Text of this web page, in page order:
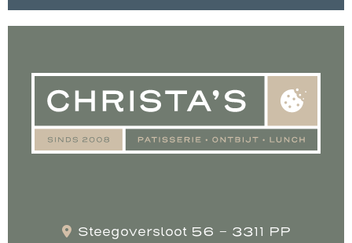
€ 14,50
tot
Steegoversloot 56 - 3311 PP